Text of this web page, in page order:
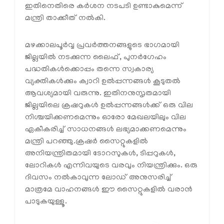
ഇതിനെതിരെ കര്‍ശന നടപടി ഉണ്ടാകുമെന്ന്
മന്ത്രി താക്കീത് നല്‍കി.
മഴക്കാലപൂര്‍വ്വ പ്രവര്‍ത്തനങ്ങളുടെ ഭാഗമായി
ജില്ലയില്‍ നടക്കുന്ന ലൈഫ്, പുനര്‍ഗേഹം
പദ്ധതികള്‍ക്കൊപ്പം തന്നെ സ്വകാര്യ
വ്യക്തികള്‍ക്കും ക്വാറി ഉല്‍പ്പന്നങ്ങള്‍ കൂടുതല്‍
ആവശ്യമായി വരുന്നു. ഇതിനനുസൃതമായി
ജില്ലയിലെ ക്രഷറുകള്‍ ഉല്‍പ്പന്നങ്ങള്‍ക്ക് ഒരു വില
നിശ്ചയിക്കണമെന്നും ഓരോ മേഖലയിലും വില
ഏകീകരിച്ച് സാധനങ്ങള്‍ ലഭ്യമാക്കണമെന്നും
മന്ത്രി പറഞ്ഞു.ക്രഷര്‍ സൈറ്റുകളില്‍
അനിയന്ത്രിതമായി ടോറസുകള്‍, ടിപ്പറുകള്‍,
ലോറികള്‍ എന്നിവയുടെ വരവും നിയന്ത്രിക്കും. ഒരു
ദിവസം നല്‍കാവുന്ന ലോഡ് അനുസരിച്ച്
മാത്രമേ വാഹനങ്ങള്‍ ഈ സൈറ്റുകളില്‍ വരാന്‍
പാടുകയുള്ളൂ.